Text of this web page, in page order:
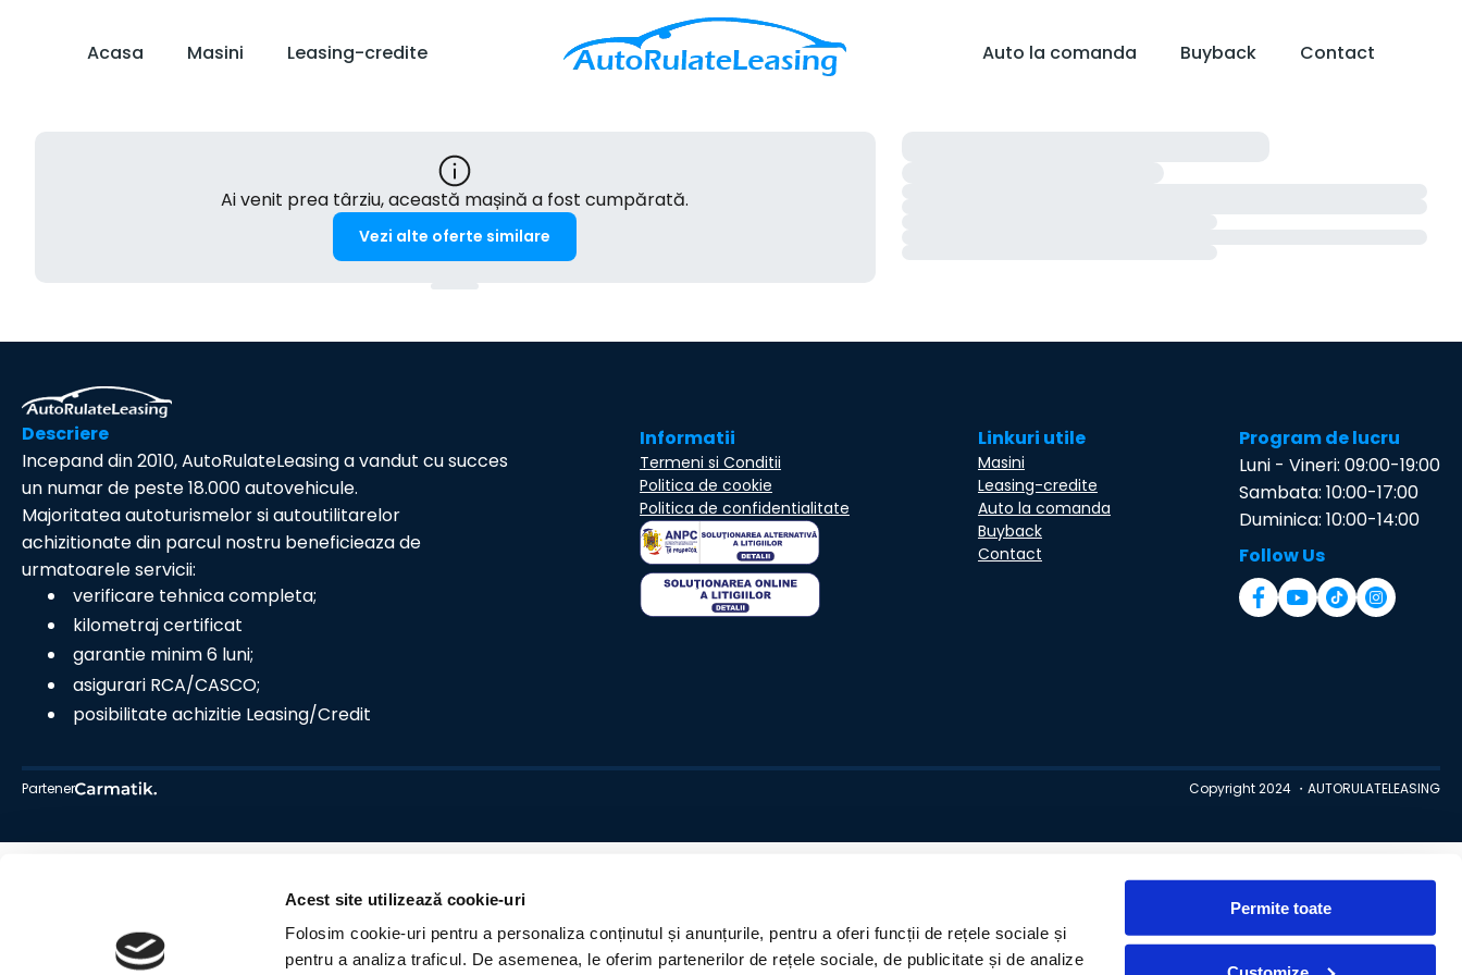
Acest site utilizează cookie-uri
Folosim cookie-uri pentru a personaliza conținutul și anunțurile, pentru a oferi funcții de rețele sociale și
pentru a analiza traficul. De asemenea, le oferim partenerilor de rețele sociale, de publicitate și de analize
Permite toate
Acasa Masini Leasing-credite Auto la comanda Buyback Contact
Ai venit prea târziu, această mașină a fost cumpărată.
Vezi alte oferte similare
Descriere
Incepand din 2010, AutoRulateLeasing a vandut cu succes
un numar de peste 18.000 autovehicule.
Majoritatea autoturismelor si autoutilitarelor
achizitionate din parcul nostru beneficieaza de
urmatoarele servicii:
verificare tehnica completa;
kilometraj certificat
garantie minim 6 luni;
asigurari RCA/CASCO;
posibilitate achizitie Leasing/Credit
Informatii
Termeni si Conditii
Politica de cookie
Politica de confidentialitate
Linkuri utile
Masini
Leasing-credite
Auto la comanda
Buyback
Contact
Program de lucru
Luni - Vineri: 09:00-19:00
Sambata: 10:00-17:00
Duminica: 10:00-14:00
Follow Us
Partener Copyright 2024 ・AUTORULATELEASING